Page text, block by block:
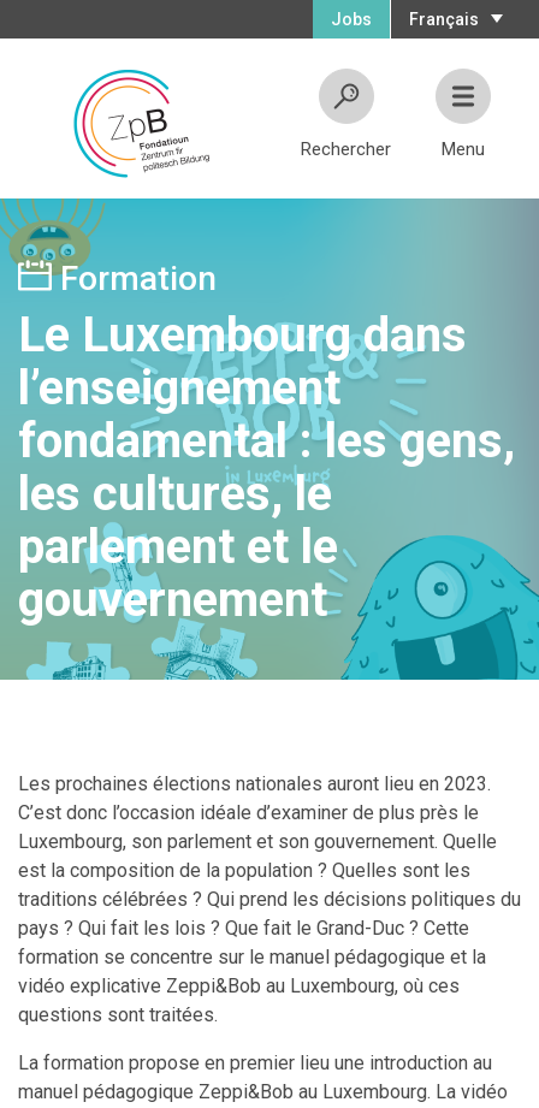
Français
Jobs
Rechercher Menu
Formation
Le Luxembourg dans
l’enseignement
fondamental : les gens,
les cultures, le
parlement et le
gouvernement
Les prochaines élections nationales auront lieu en 2023.
C’est donc l’occasion idéale d’examiner de plus près le
Luxembourg, son parlement et son gouvernement. Quelle
est la composition de la population ? Quelles sont les
traditions célébrées ? Qui prend les décisions politiques du
pays ? Qui fait les lois ? Que fait le Grand-Duc ? Cette
formation se concentre sur le manuel pédagogique et la
vidéo explicative Zeppi&Bob au Luxembourg, où ces
questions sont traitées.
La formation propose en premier lieu une introduction au
manuel pédagogique Zeppi&Bob au Luxembourg. La vidéo